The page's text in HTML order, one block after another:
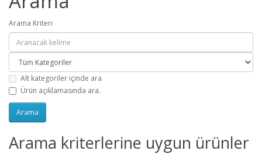
Arama Kriteri
Alt kategoriler içinde ara
Ürün açıklamasında ara.
Arama kriterlerine uygun ürünler